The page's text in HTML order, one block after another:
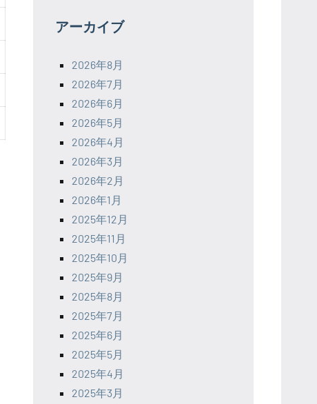
アーカイブ
2026年8月
2026年7月
2026年6月
2026年5月
2026年4月
2026年3月
2026年2月
2026年1月
2025年12月
2025年11月
2025年10月
2025年9月
2025年8月
2025年7月
2025年6月
2025年5月
2025年4月
2025年3月